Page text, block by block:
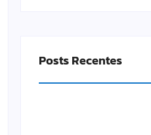
Posts Recentes